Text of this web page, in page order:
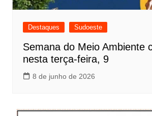
Destaques Sudoeste
Semana do Meio Ambiente
nesta terça-feira, 9
8 de junho de 2026